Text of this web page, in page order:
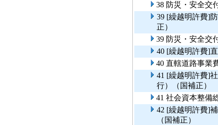
38 防災・安全交
39 [繰越明許費]
正）
39 防災・安全交
40 [繰越明許費]
40 直轄道路事業
41 [繰越明許費]
行）（国補正）
41 社会資本整備
42 [繰越明許費]
（国補正）